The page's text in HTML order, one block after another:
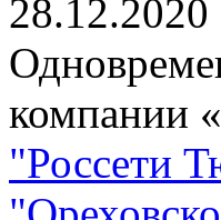
28.12.2020
компании
"Россети